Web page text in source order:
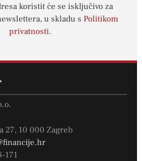
koristit će se isključivo za
u skladu s Politikom
privatnosti.
27, 10 000 Zagreb
171